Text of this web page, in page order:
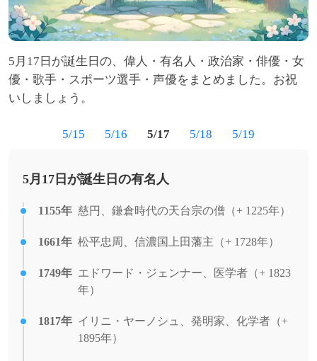
5月17日が誕生日の、偉人・有名人・政治家・俳優・女
優・歌手・スポーツ選手・声優をまとめました。お祝
いしましょう。
5/15 5/16 5/17 5/18 5/19
5月17日が誕生日の有名人
1155年 慈円、鎌倉時代の天台宗の僧（+ 1225年）
1661年 松平忠周、信濃国上田藩主（+ 1728年）
1749年 エドワード・ジェンナー、医学者（+ 1823
年）
1817年 イリニ・ヤーノシュ、発明家、化学者（+
1895年）